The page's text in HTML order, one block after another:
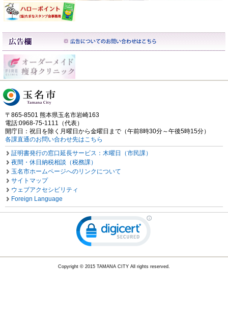
〒865-8501 熊本県玉名市岩崎163
電話:0968-75-1111（代表）
開庁日：祝日を除く月曜日から金曜日まで（午前8時30分～午後5時15分）
各課直通のお問い合わせ先はこちら
証明書発行の窓口延長サービス：木曜日（市民課）
夜間・休日納税相談（税務課）
玉名市ホームページへのリンクについて
サイトマップ
ウェブアクセシビリティ
Foreign Language
Copyright © 2015 TAMANA CITY All rights reserved.